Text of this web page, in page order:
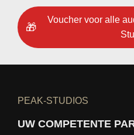
🎁
Voucher voor alle
PEAK-STUDIOS
UW COMPETENTE